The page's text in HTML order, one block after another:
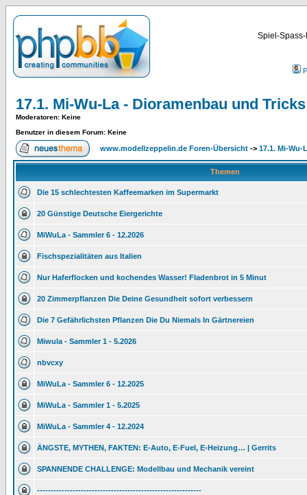
Spiel-
17.1. Mi-Wu-La - Dioramenbau und
Moderatoren: Keine
Benutzer in diesem Forum: Keine
www.modellzeppelin.de Foren-Übersicht -> 17.1. Mi-Wu-
Themen
Die 15 schlechtesten Kaffeemarken im Supermarkt
20 Günstige Deutsche Eiergerichte
MiWuLa - Sammler 6 - 12.2026
Fischspezialitäten aus Italien
Nur Haferflocken und kochendes Wasser! Fladenbrot in 5 Minut
20 Zimmerpflanzen Die Deine Gesundheit sofort verbessern
Die 7 Gefährlichsten Pflanzen Die Du Niemals In Gärtnereien
Miwula - Sammler 1 - 5.2026
nbvcxy
MiWuLa - Sammler 6 - 12.2025
MiWuLa - Sammler 1 - 5.2025
MiWuLa - Sammler 4 - 12.2024
ÄNGSTE, MYTHEN, FAKTEN: E-Auto, E-Fuel, E-Heizung… | Gerrits
SPANNENDE CHALLENGE: Modellbau und Mechanik vereint
------------------------------------------------------------